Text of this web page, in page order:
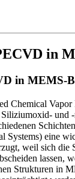
in
in MEMS-
Chemical
und
Systems) eine
weil sich die
lassen,
Strukturen in